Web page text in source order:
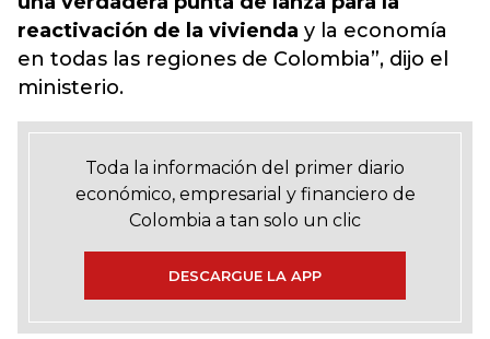
reactivación de la vivienda y la economía
en todas las regiones de Colombia”, dijo el
ministerio.
Toda la información del primer diario
económico, empresarial y financiero de
Colombia a tan solo un clic
DESCARGUE LA APP